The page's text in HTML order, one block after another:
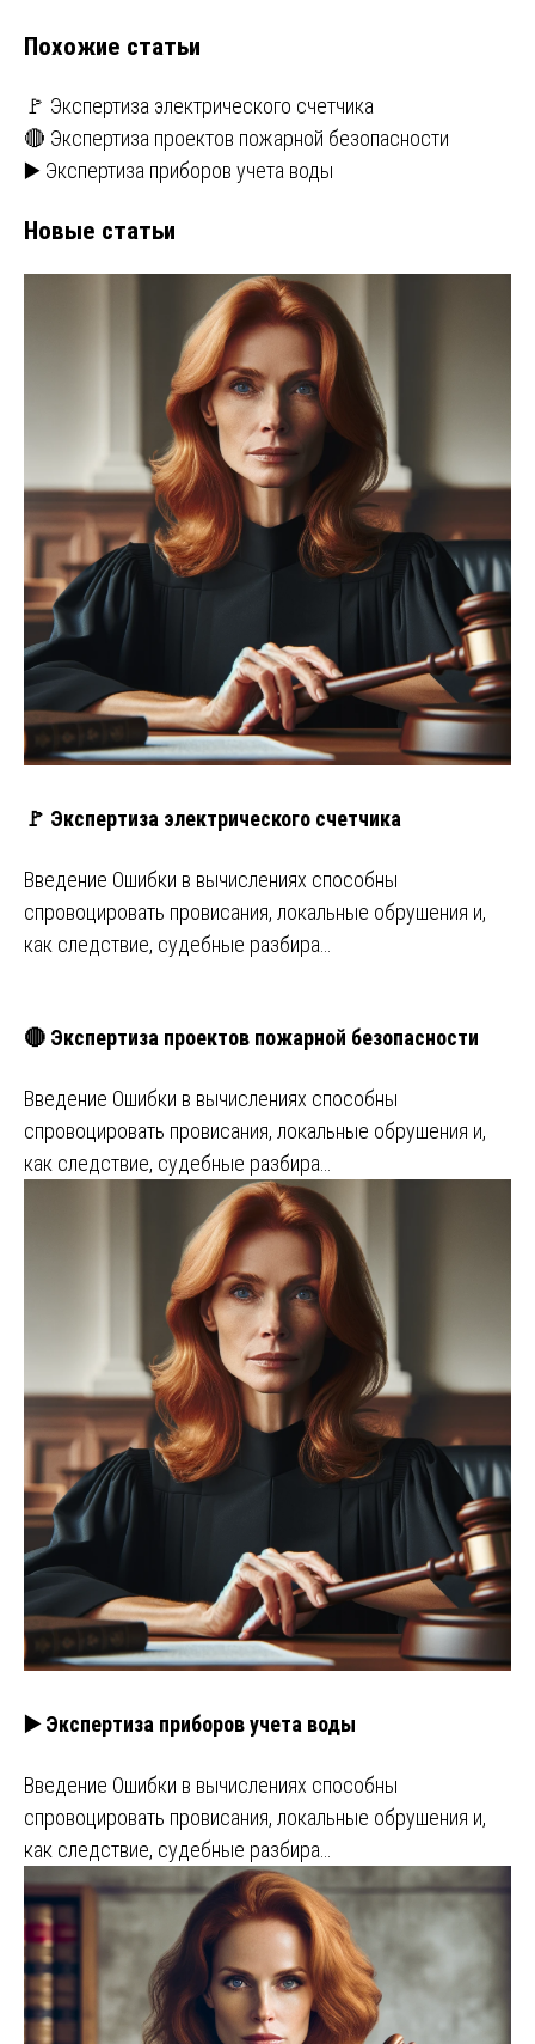
записям
Похожие статьи
🚩 Экспертиза электрического счетчика
🔴 Экспертиза проектов пожарной безопасности
▶️ Экспертиза приборов учета воды
Новые статьи
🚩 Экспертиза электрического счетчика
Введение Ошибки в вычислениях способны
спровоцировать провисания, локальные обрушения и,
как следствие, судебные разбира…
🔴 Экспертиза проектов пожарной безопасности
Введение Ошибки в вычислениях способны
спровоцировать провисания, локальные обрушения и,
как следствие, судебные разбира…
▶️ Экспертиза приборов учета воды
Введение Ошибки в вычислениях способны
спровоцировать провисания, локальные обрушения и,
как следствие, судебные разбира…